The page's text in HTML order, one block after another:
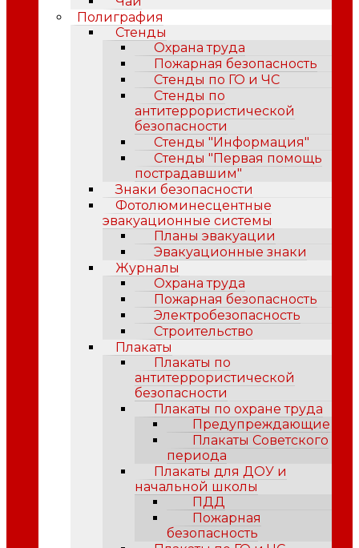
Полиграфия
Стенды
Охрана труда
Пожарная безопасность
Стенды по ГО и ЧС
Стенды по
антитеррористической
безопасности
Стенды "Информация"
Стенды "Первая помощь
пострадавшим"
Знаки безопасности
Фотолюминесцентные
эвакуационные системы
Планы эвакуации
Эвакуационные знаки
Журналы
Охрана труда
Пожарная безопасность
Электробезопасность
Строительство
Плакаты
Плакаты по
антитеррористической
безопасности
Плакаты по охране труда
Предупреждающие
Плакаты Советского
периода
Плакаты для ДОУ и
начальной школы
ПДД
Пожарная
безопасность